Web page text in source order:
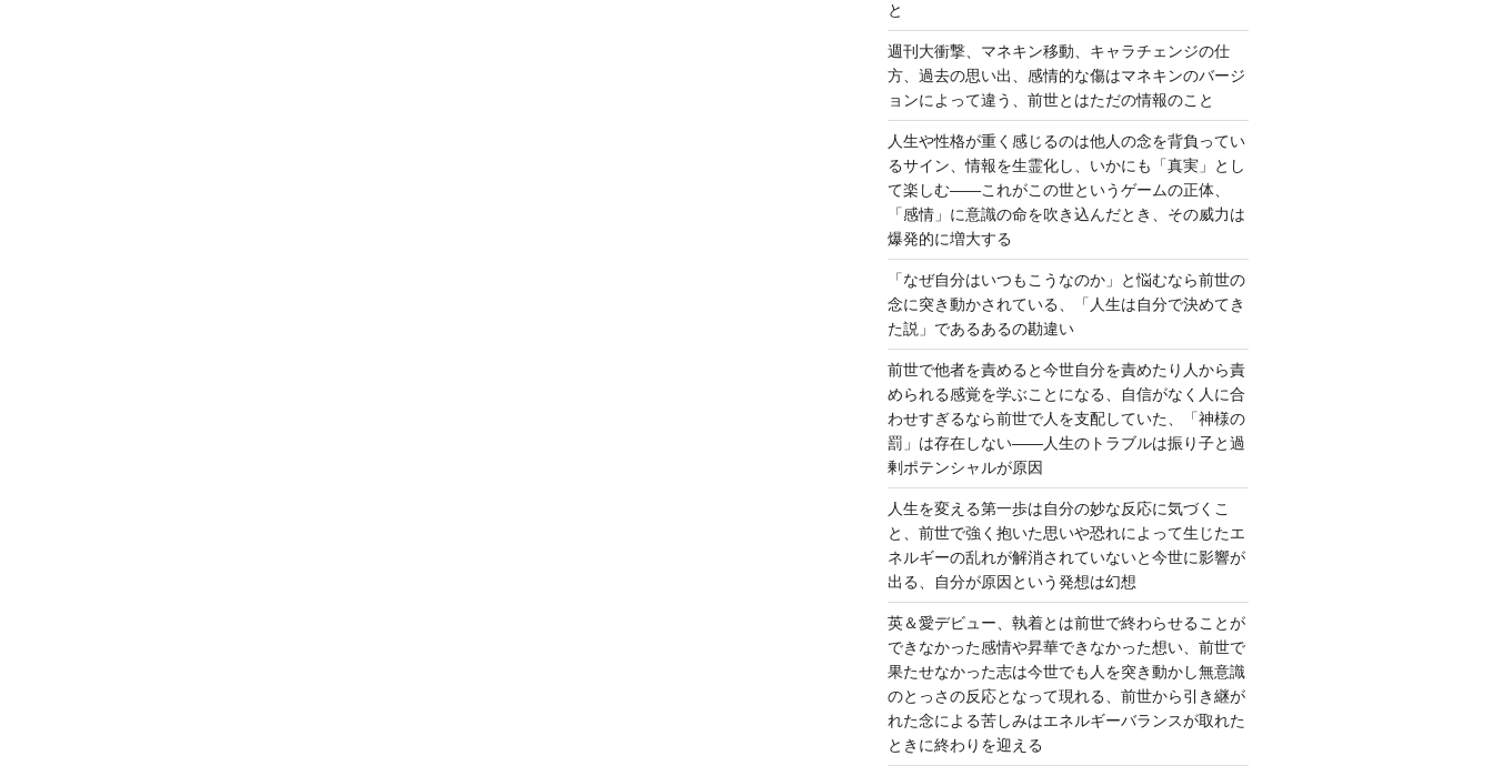
と
週刊大衝撃、マネキン移動、キャラチェンジの仕
方、過去の思い出、感情的な傷はマネキンのバージ
ョンによって違う、前世とはただの情報のこと
人生や性格が重く感じるのは他人の念を背負ってい
るサイン、情報を生霊化し、いかにも「真実」とし
て楽しむ――これがこの世というゲームの正体、
「感情」に意識の命を吹き込んだとき、その威力は
爆発的に増大する
「なぜ自分はいつもこうなのか」と悩むなら前世の
念に突き動かされている、「人生は自分で決めてき
た説」であるあるの勘違い
前世で他者を責めると今世自分を責めたり人から責
められる感覚を学ぶことになる、自信がなく人に合
わせすぎるなら前世で人を支配していた、「神様の
罰」は存在しない――人生のトラブルは振り子と過
剰ポテンシャルが原因
人生を変える第一歩は自分の妙な反応に気づくこ
と、前世で強く抱いた思いや恐れによって生じたエ
ネルギーの乱れが解消されていないと今世に影響が
出る、自分が原因という発想は幻想
英＆愛デビュー、執着とは前世で終わらせることが
できなかった感情や昇華できなかった想い、前世で
果たせなかった志は今世でも人を突き動かし無意識
のとっさの反応となって現れる、前世から引き継が
れた念による苦しみはエネルギーバランスが取れた
ときに終わりを迎える